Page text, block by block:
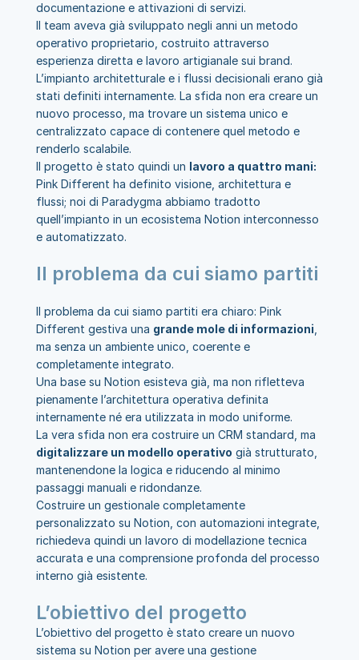
documentazione e attivazioni di servizi.
Il team aveva già sviluppato negli anni un metodo
operativo proprietario, costruito attraverso
esperienza diretta e lavoro artigianale sui brand.
L’impianto architetturale e i flussi decisionali erano già
stati definiti internamente. La sfida non era creare un
nuovo processo, ma trovare un sistema unico e
centralizzato capace di contenere quel metodo e
renderlo scalabile.
Il progetto è stato quindi un
Pink Different ha definito visione, architettura e
flussi; noi di Paradygma abbiamo tradotto
quell’impianto in un ecosistema Notion interconnesso
e automatizzato.
Il problema da cui siamo partiti
Il problema da cui siamo partiti era chiaro: Pink
Different gestiva una grande mole di informazioni
ma senza un ambiente unico, coerente e
completamente integrato.
Una base su Notion esisteva già, ma non rifletteva
pienamente l’architettura operativa definita
internamente né era utilizzata in modo uniforme.
digitalizzare un modello operativo già strutturato,
mantenendone la logica e riducendo al minimo
passaggi manuali e ridondanze.
Costruire un gestionale completamente
personalizzato su Notion, con automazioni integrate,
richiedeva quindi un lavoro di modellazione tecnica
accurata e una comprensione profonda del processo
interno già esistente.
L’obiettivo del progetto
L’obiettivo del progetto è stato creare un nuovo
sistema su Notion per avere una gestione